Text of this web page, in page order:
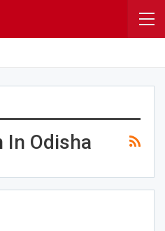
In Odisha